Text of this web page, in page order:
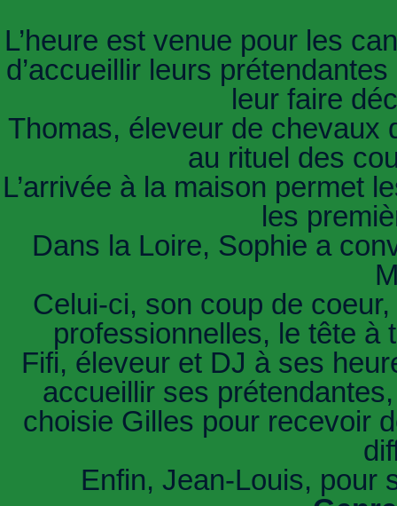
L’heure est venue pour les
d’accueillir leurs
leur faire
Thomas, éleveur de chevaux
au rituel des
L’arrivée à la maison permet
les
Dans la Loire, Sophie a
Celui-ci, son coup de
professionnelles, le tête à
Fifi, éleveur et DJ à ses
accueillir ses
choisie Gilles pour recevoir
Enfin, Jean-Louis, pour